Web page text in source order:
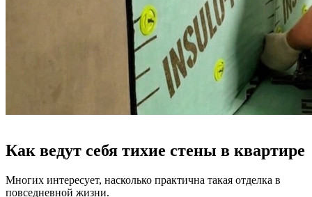
Как ведут себя тихие стены в квартире
Многих интересует, насколько практична такая отделка в
повседневной жизни.